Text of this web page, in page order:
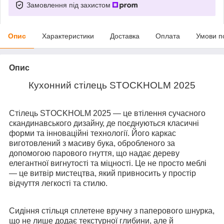
Замовлення під захистом
Опис Характеристики Доставка Оплата Умови
Опис
Кухонний стілець STOCKHOLM 2025
Стілець STOCKHOLM 2025 — це втілення сучасного
скандинавського дизайну, де поєднуються класичні
форми та інноваційні технології. Його каркас
виготовлений з масиву бука, обробленого за
допомогою парового гнуття, що надає дереву
елегантної вигнутості та міцності. Це не просто меблі
— це витвір мистецтва, який привносить у простір
відчуття легкості та стилю.
Сидіння стільця сплетене вручну з паперового шнурка,
що не лише додає текстурної глибини, але й